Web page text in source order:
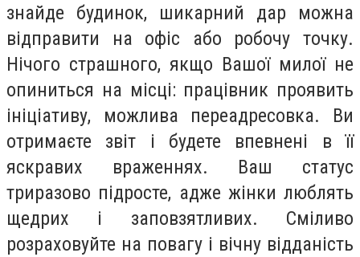
знайде будинок, шикарний дар можна
відправити на офіс або робочу точку.
Нічого страшного, якщо Вашої милої не
опиниться на місці: працівник проявить
ініціативу, можлива переадресовка. Ви
отримаєте звіт і будете впевнені в її
яскравих враженнях. Ваш статус
триразово підросте, адже жінки люблять
щедрих і заповзятливих. Сміливо
розраховуйте на повагу і вічну відданість